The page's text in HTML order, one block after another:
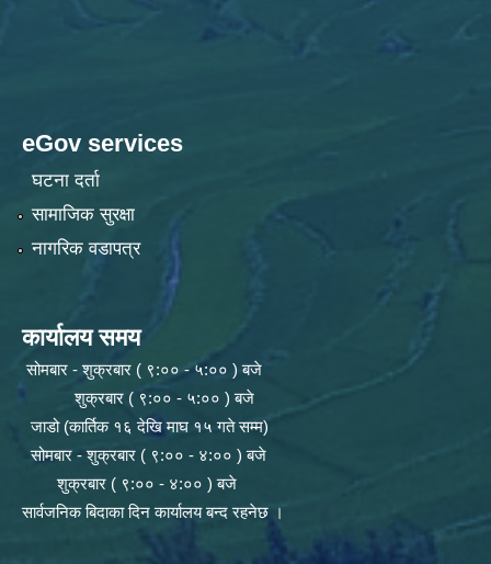
eGov services
घटना दर्ता
सामाजिक सुरक्षा
नागरिक वडापत्र
कार्यालय समय
सोमबार - शुक्रबार ( ९:०० - ५:०० ) बजे
शुक्रबार ( ९:०० - ५:०० ) बजे
जाडो (कार्तिक १६ देखि माघ १५ गते सम्म)
सोमबार - शुक्रबार ( ९:०० - ४:०० ) बजे
शुक्रबार ( ९:०० - ४:०० ) बजे
सार्वजनिक बिदाका दिन कार्यालय बन्द रहनेछ ।